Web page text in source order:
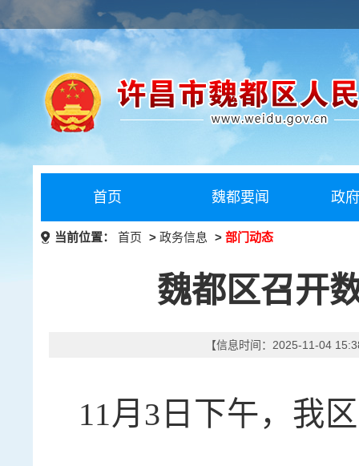
首页 魏都要闻 政
当前位置： 首页 > 政务信息 > 部门动态
魏都区召开
【信息时间：2025-11-04
11月3日下午，我